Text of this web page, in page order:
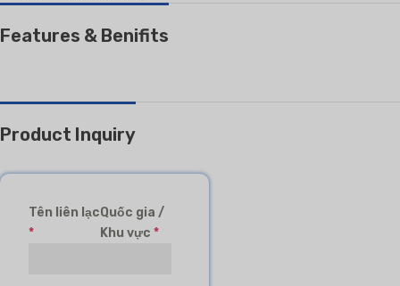
Features & Benifits
Product Inquiry
Tên liên lạc
*
Quốc gia /
Khu vực*